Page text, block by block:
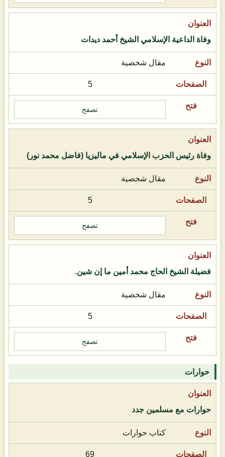
وفاة الداعية الإسلامي الشيخ أحمد ديدات
مقال شخصية
5
تصفح
وفاة رئيس الحزب الإسلامي في ماليزيا (فاضل محمد نور)
مقال شخصية
5
تصفح
فضيلة الشيخ الحاج محمد أمين ما إن شين.
مقال شخصية
5
تصفح
حوارات
حوارات مع مسلمين جدد
كتاب حوارات
69